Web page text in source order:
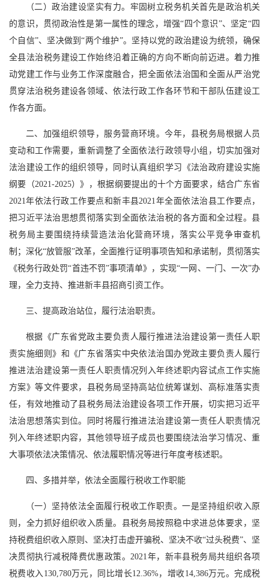
（二）政治建设坚实有力。牢固树立税务机关首先是政治机关
的意识，贯彻政治性是第一属性的理念，增强“四个意识”、坚定“四
个自信”、坚决做到“两个维护”。坚持以党的政治建设为统领，确保
全县法治税务建设工作始终沿着正确的方向不断向前迈进。着力推
动党建工作与业务工作深度融合，把全面依法治国和全面从严治党
贯穿法治税务建设各领域、依法行政工作各环节和干部队伍建设工
作各方面。
二、加强组织领导，服务营商环境。今年，县税务局根据人员
变动和工作需要，重新调整了全面依法行政领导小组，切实加强对
法治建设工作的组织领导，同时认真组织学习《法治政府建设实施
纲要（2021-2025）》，根据纲要提出的十个方面要求，结合广东省
2021年依法行政工作要点和新丰县2021年全面依法治县工作要点，
把习近平法治思想贯彻落实到全面依法治税的各方面和全过程。县
税务局主要围绕持续营造法治化营商环境，落实公平竞争审查机
制；深化“放管服”改革，全面推行证明事项告知和承诺制，贯彻落实
《税务行政处罚“首违不罚”事项清单》，实现“一网、一门、一次”办
理，全力支持、推进新丰县招商引资工作。
三、提高政治站位，履行法治职责。
根据《广东省党政主要负责人履行推进法治建设第一责任人职
责实施细则》和《广东省落实中央依法治国办党政主要负责人履行
推进法治建设第一责任人职责情况列入年终述职内容试点工作实施
方案》等文件要求，县税务局坚持高站位统筹谋划、高标准落实责
任，有效地推动了县税务局法治建设各项工作开展，切实把习近平
法治思想落实到位。同时将履行推进法治建设第一责任人职责情况
列入年终述职内容，其他领导班子成员也要围绕法治学习情况、重
大事项依法决策情况、依法履职情况等进行年度考核述职。
四、多措并举，依法全面履行税收工作职能
（一）坚持依法全面履行税收工作职责。一是坚持组织收入原
则，全力抓好组织收入质量。县税务局按照稳中求进总体要求，坚
持税费组织收入原则、坚决打击虚开骗税、坚决不收“过头税费”、坚
决贯彻执行减税降费优惠政策。2021年，新丰县税务局共组织各项
税费收入130,780万元，同比增长12.36%，增收14,386万元。完成税